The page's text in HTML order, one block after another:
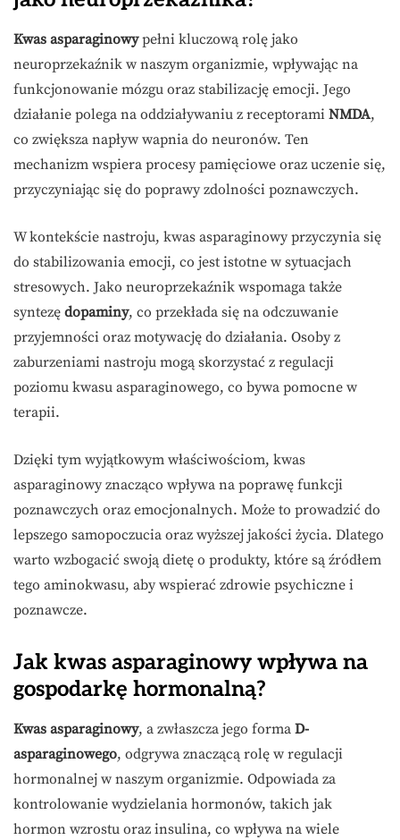
Kwas asparaginowypełni kluczową rolę jako
neuroprzekaźnik w naszym organizmie, wpływając na
funkcjonowanie mózgu oraz stabilizację emocji. Jego
działanie polega na oddziaływaniu z receptorami NMDA,
co zwiększa napływ wapnia do neuronów. Ten
mechanizm wspiera procesy pamięciowe oraz uczenie się,
przyczyniając się do poprawy zdolności poznawczych.
W kontekście nastroju, kwas asparaginowy przyczynia się
do stabilizowania emocji, co jest istotne w sytuacjach
stresowych. Jako neuroprzekaźnik wspomaga także
syntezę dopaminy, co przekłada się na odczuwanie
przyjemności oraz motywację do działania. Osoby z
zaburzeniami nastroju mogą skorzystać z regulacji
poziomu kwasu asparaginowego, co bywa pomocne w
terapii.
Dzięki tym wyjątkowym właściwościom, kwas
asparaginowy znacząco wpływa na poprawę funkcji
poznawczych oraz emocjonalnych. Może to prowadzić do
lepszego samopoczucia oraz wyższej jakości życia. Dlatego
warto wzbogacić swoją dietę o produkty, które są źródłem
tego aminokwasu, aby wspierać zdrowie psychiczne i
poznawcze.
Jak kwas asparaginowy wpływa na
gospodarkę hormonalną?
Kwas asparaginowy, a zwłaszcza jego forma D-
asparaginowego, odgrywa znaczącą rolę w regulacji
hormonalnej w naszym organizmie. Odpowiada za
kontrolowanie wydzielania hormonów, takich jak
hormon wzrostu oraz insulina, co wpływa na wiele